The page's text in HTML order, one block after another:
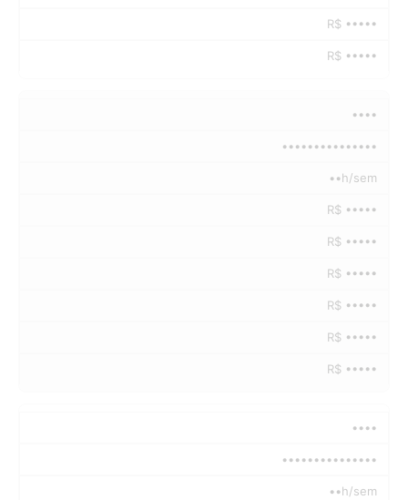
R$ •••••
R$ •••••
••••
•••••••••••••••
••h/sem
R$ •••••
R$ •••••
R$ •••••
R$ •••••
R$ •••••
R$ •••••
••••
•••••••••••••••
••h/sem